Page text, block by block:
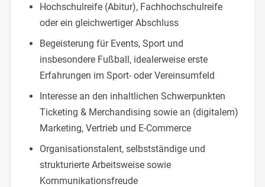
Hochschulreife (Abitur), Fachhochschulreife
oder ein gleichwertiger Abschluss
Begeisterung für Events, Sport und
insbesondere Fußball, idealerweise erste
Erfahrungen im Sport- oder Vereinsumfeld
Interesse an den inhaltlichen Schwerpunkten
Ticketing & Merchandising sowie an (digitalem)
Marketing, Vertrieb und E-Commerce
Organisationstalent, selbstständige und
strukturierte Arbeitsweise sowie
Kommunikationsfreude